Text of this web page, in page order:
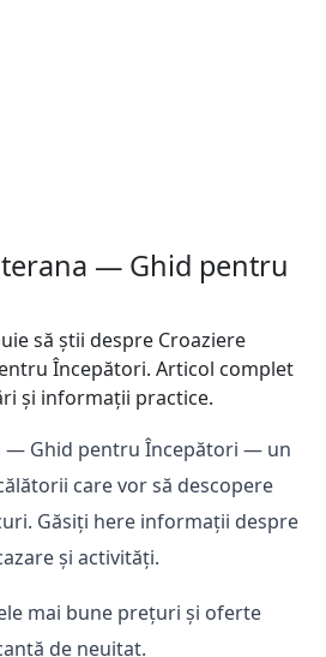
— Ghid pentru
să știi despre Croaziere
Începători. Articol complet
și informații practice.
— Ghid pentru Începători — un
care vor să descopere
Găsiți here informații despre
și activități.
mai bune prețuri și oferte
de neuitat.